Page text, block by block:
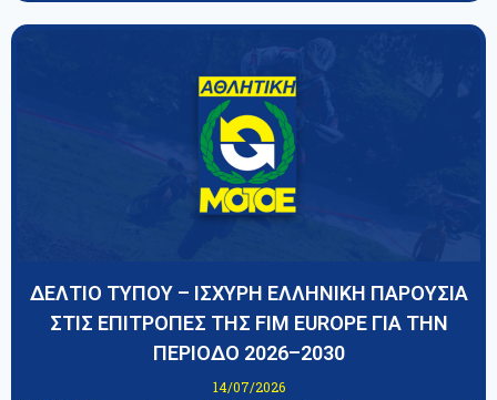
ΔΕΛΤΙΟ ΤΥΠΟΥ – ΙΣΧΥΡΗ ΕΛΛΗΝΙΚΗ ΠΑΡΟΥΣΙΑ
ΣΤΙΣ ΕΠΙΤΡΟΠΕΣ ΤΗΣ FIM EUROPE ΓΙΑ ΤΗΝ
ΠΕΡΙΟΔΟ 2026–2030
14/07/2026